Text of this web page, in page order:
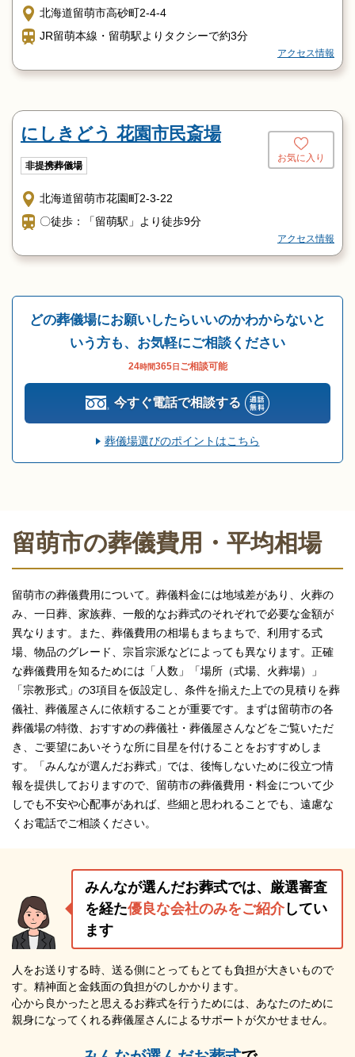
北海道留萌市高砂町2-4-4
JR留萌本線・留萌駅よりタクシーで約3分
アクセス情報
にしきどう 花園市民斎場
非提携葬儀場
お気に入り
北海道留萌市花園町2-3-22
〇徒歩：「留萌駅」より徒歩9分
アクセス情報
どの葬儀場にお願いしたらいいのかわからないと
いう方も、お気軽にご相談ください
24時間365日 ご相談可能
今すぐ電話で相談する
葬儀場選びのポイントはこちら
留萌市の葬儀費用・平均相場
留萌市の葬儀費用について。葬儀料金には地域差があり、火葬の
み、一日葬、家族葬、一般的なお葬式のそれぞれで必要な金額が
異なります。また、葬儀費用の相場もまちまちで、利用する式
場、物品のグレード、宗旨宗派などによっても異なります。正確
な葬儀費用を知るためには「人数」「場所（式場、火葬場）」
「宗教形式」の3項目を仮設定し、条件を揃えた上での見積りを葬
儀社、葬儀屋さんに依頼することが重要です。まずは留萌市の各
葬儀場の特徴、おすすめの葬儀社・葬儀屋さんなどをご覧いただ
き、ご要望にあいそうな所に目星を付けることをおすすめしま
す。「みんなが選んだお葬式」では、後悔しないために役立つ情
報を提供しておりますので、留萌市の葬儀費用・料金について少
しでも不安や心配事があれば、些細と思われることでも、遠慮な
くお電話でご相談ください。
みんなが選んだお葬式では、厳選審査
を経た優良な会社のみをご紹介してい
ます
人をお送りする時、送る側にとってもとても負担が大きいもので
す。精神面と金銭面の負担がのしかかります。
心から良かったと思えるお葬式を行うためには、あなたのために
親身になってくれる葬儀屋さんによるサポートが欠かせません。